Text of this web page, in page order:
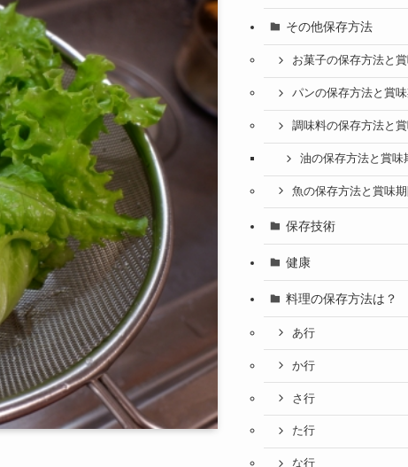
その他保存方法
お菓子の保存方法と
パンの保存方法と賞味
調味料の保存方法と
油の保存方法と賞味
魚の保存方法と賞味期
保存技術
健康
料理の保存方法は？
あ行
か行
さ行
た行
な行